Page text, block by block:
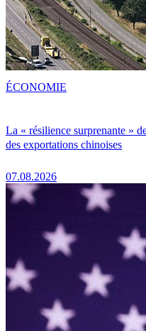
La « résilience surprenante »
des exportations chinoises
07.08.2026
ÉCONOMIE